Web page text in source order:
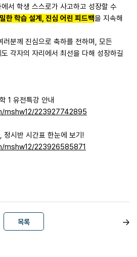
서 학생 스스로가 사고하고 성장할 수
한 학습 설계, 진심 어린 피드백을 지속해
분께 진심으로 축하를 전하며, 모든
각자의 자리에서 최선을 다해 성장하길
1 유전특강 안내
223927742895
시반 시간표 한눈에 보기!
223926585871
목록